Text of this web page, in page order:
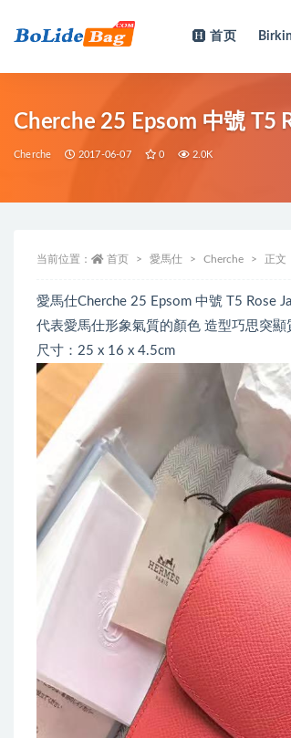
首页 Birkin
Cherche 25 Epsom 中號 T5
Cherche 2017-06-07 0 2.0K
当前位置： 首页 愛馬仕 Cherche 正文
愛馬仕Cherche 25 Epsom 中號 T5 Rose
代表愛馬仕形象氣質的顏色 造型巧思突
尺寸：25 x 16 x 4.5cm